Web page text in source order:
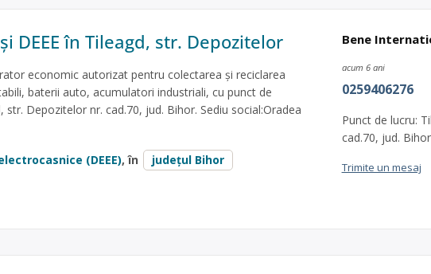
DEEE în Tileagd, str. Depozitelor
economic autorizat pentru colectarea și reciclarea
baterii auto, acumulatori industriali, cu punct de
str. Depozitelor nr. cad.70, jud. Bihor. Sediu social:Oradea
(DEEE), în
județul Bihor
Bene
acum 6 ani
0259406276
Punct de lucru:
cad.70, jud. Bihor
Trimite un mesaj